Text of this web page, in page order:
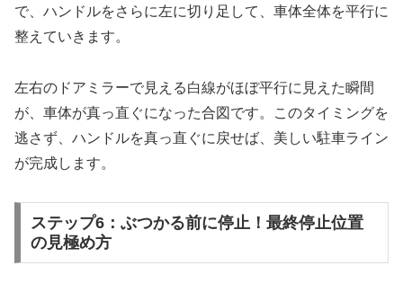
で、ハンドルをさらに左に切り足して、車体全体を平行に
整えていきます。
左右のドアミラーで見える白線がほぼ平行に見えた瞬間
が、車体が真っ直ぐになった合図です。このタイミングを
逃さず、ハンドルを真っ直ぐに戻せば、美しい駐車ライン
が完成します。
ステップ6：ぶつかる前に停止！最終停止位置
の見極め方